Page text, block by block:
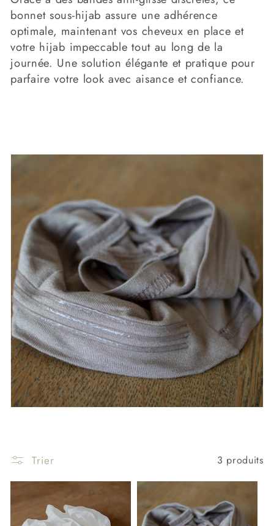
O
N
:
bonnet sous-hijab assure une adhérence
optimale, maintenant vos cheveux en place et
votre hijab impeccable tout au long de la
journée. Une solution élégante et pratique pour
parfaire votre look avec aisance et confiance.
Trier 3 produits